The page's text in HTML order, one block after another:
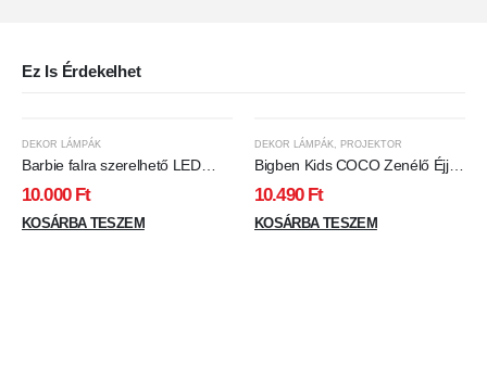
Ez Is Érdekelhet
DEKOR LÁMPÁK
Barbie falra szerelhető LED
neon hangulatvilágítás
10.000 Ft
KOSÁRBA TESZEM
DEKOR LÁMPÁK PROJEKTOR
Bigben Kids COCO Zenélő Éjjeli
Lámpa Projektorral - Koala
10.490 Ft
KOSÁRBA TESZEM